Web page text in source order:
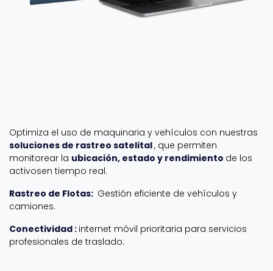
Optimiza el uso de maquinaria y vehículos con nuestras
soluciones de rastreo satelital, que permiten
monitorear la ubicación, estado y rendimiento de los
activosen tiempo real.
Rastreo de Flotas: Gestión eficiente de vehículos y
camiones.
Conectividad : internet móvil prioritaria para servicios
profesionales de traslado.